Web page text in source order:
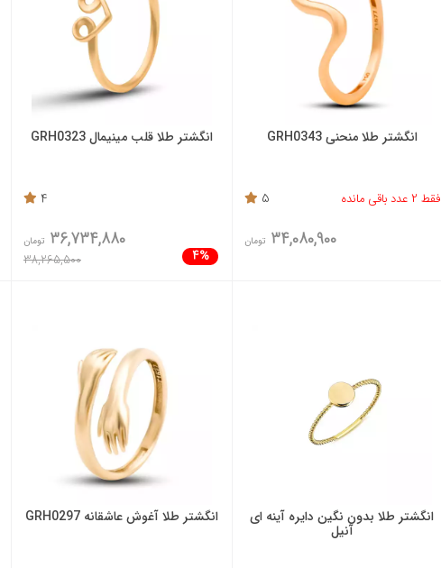
انگشتر طلا منحنی GRH0343
فقط 2 عدد باقی مانده 5
34,080,900 تومان
انگشتر طلا قلب مینیمال GRH0323
4
4%
36,734,880 تومان
38,265,500
انگشتر طلا بدون نگین دایره آینه ای
آنیل
انگشتر طلا آغوش عاشقانه GRH0297